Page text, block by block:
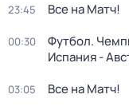
23:45 Все на Матч!
00:30
Футбол.
Испания -
03:05 Все на Матч!